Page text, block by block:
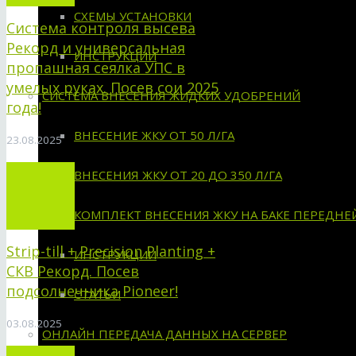
СХЕМЫ УСТАНОВКИ
ИНСТРУКЦИИ
СИСТЕМА ВНЕСЕНИЯ ЖИДКИХ УДОБРЕНИЙ
ВНЕСЕНИЕ ЖКУ ОТ 50 Л/ГА
ВНЕСЕНИЯ ЖКУ ОТ 20 ДО 350 Л/ГА
КОМПЛЕКТ ВНЕСЕНИЯ ЖКУ НА БАКЕ
ИНСТРУКЦИИ
СТАТЬИ
ОНЛАЙН ПЕРЕДАЧА ДАННЫХ НА СЕРВЕР
Система контроля высева
Рекорд и универсальная
пропашная сеялка УПС в
умелых руках. Посев сои 2025
года!
23.08.2025
Strip-till + Precision Planting +
СКВ Рекорд. Посев
подсолнечника Pioneer!
03.08.2025